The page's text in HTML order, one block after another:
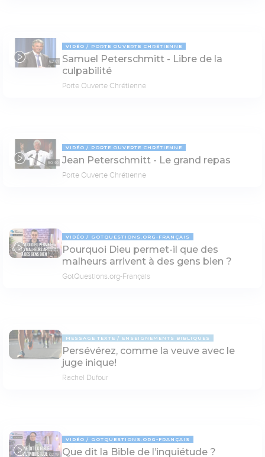
62:01
VIDÉO PORTE OUVERTE CHRÉTIENNE
Samuel Peterschmitt - Libre de la
culpabilité
Porte Ouverte Chrétienne
50:40
VIDÉO PORTE OUVERTE CHRÉTIENNE
Jean Peterschmitt - Le grand repas
Porte Ouverte Chrétienne
03:33
VIDÉO GOTQUESTIONS.ORG-FRANÇAIS
Pourquoi Dieu permet-il que des
malheurs arrivent à des gens bien ?
GotQuestions.org-Français
MESSAGE TEXTE ENSEIGNEMENTS BIBLIQUES
Persévérez, comme la veuve avec le
juge inique!
Rachel Dufour
02:19
VIDÉO GOTQUESTIONS.ORG-FRANÇAIS
Que dit la Bible de l’inquiétude ?